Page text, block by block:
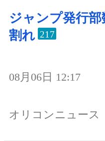
ジャンプ発行部
割れ 217
08月06日 12:17
オリコンニュース